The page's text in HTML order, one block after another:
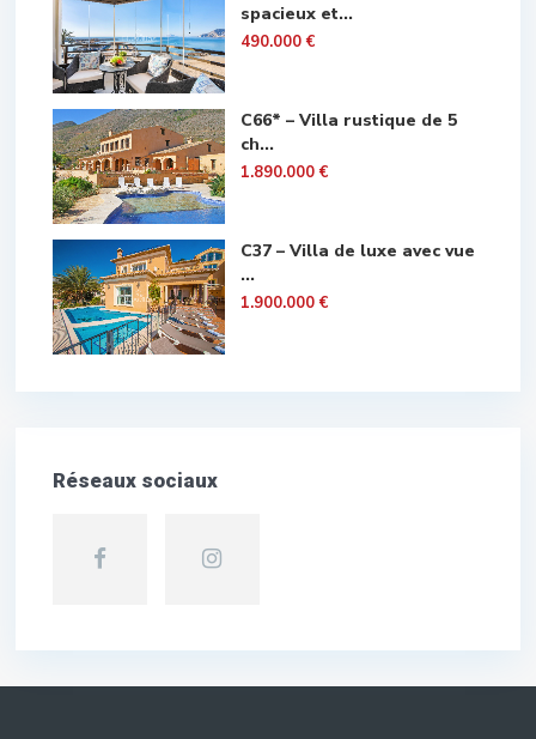
spacieux et...
490.000 €
C66* – Villa rustique de 5
ch...
1.890.000 €
C37 – Villa de luxe avec vue
...
1.900.000 €
Réseaux sociaux